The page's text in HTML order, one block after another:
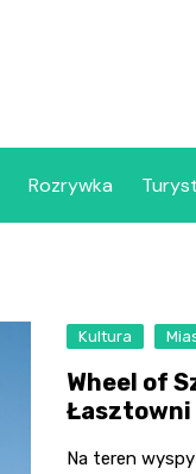
Rozrywka
Kultura
Wheel of
Łasztowni
Na teren